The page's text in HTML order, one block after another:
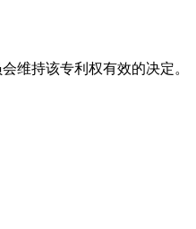
维持该专利权有效的决定。